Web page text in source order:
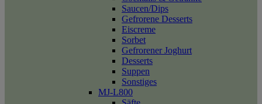
Saucen/Dips
Gefrorene Desserts
Eiscreme
Sorbet
Gefrorener Joghurt
Desserts
Suppen
Sonstiges
MJ-L800